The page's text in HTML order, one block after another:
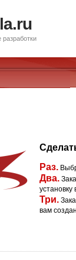
Раз.
Два.
Три.
вам